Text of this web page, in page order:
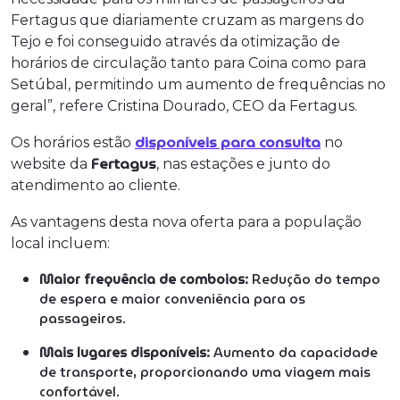
Fertagus que diariamente cruzam as margens do
Tejo e foi conseguido através da otimização de
horários de circulação tanto para Coina como para
Setúbal, permitindo um aumento de frequências no
geral”, refere Cristina Dourado, CEO da Fertagus.
Os horários estão disponíveis para consulta no
website da Fertagus, nas estações e junto do
atendimento ao cliente.
As vantagens desta nova oferta para a população
local incluem:
Maior frequência de comboios: Redução do tempo
de espera e maior conveniência para os
passageiros.
Mais lugares disponíveis:Aumento da capacidade
de transporte, proporcionando uma viagem mais
confortável.